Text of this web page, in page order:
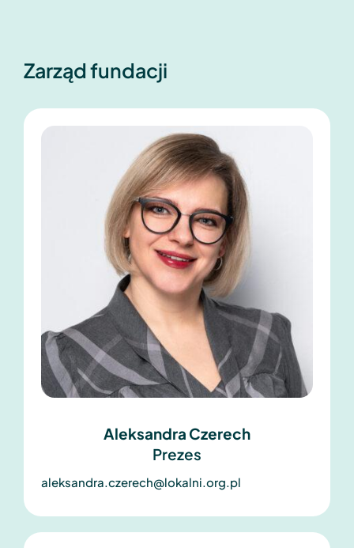
Zarząd fundacji
Aleksandra Czerech
Prezes
aleksandra.czerech@lokalni.org.pl